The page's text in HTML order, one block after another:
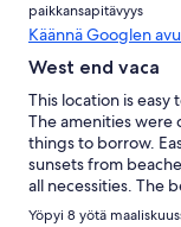
paikkansapitävyys
Käännä Googlen
West end vaca
This location is
The amenities were
things to borrow.
sunsets from
all necessities. The
were amazing. All in
Yöpyi 8 yötä